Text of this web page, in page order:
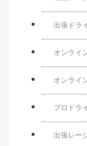
出張ドラ
オンライ
オンライ
プロドラ
出張レー